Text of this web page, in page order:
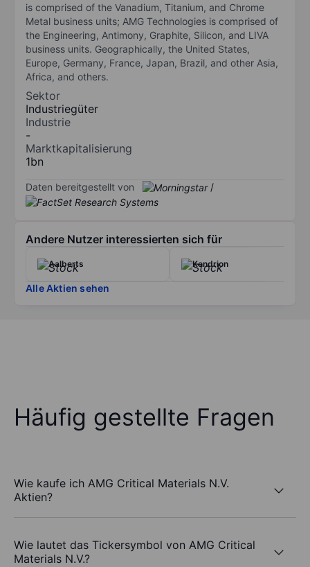
is comprised of the Vanadium, Titanium, and Chrome
Metal business units; AMG Technologies is comprised of
the Engineering, Antimony, Graphite, Silicon, and LIVA
business units. Geographically, the United States,
Europe, Germany, France, Japan, Brazil, and other Asia,
Africa, and others.
Sektor
Industriegüter
Industrie
-
Marktkapitalisierung
1bn
Daten bereitgestellt von /
Andere Nutzer interessierten sich für
Aalberts Kendrion
Alle Aktien sehen
Häufig gestellte Fragen
Wie kaufe ich AMG Critical Materials N.V.
Aktien?
Wie lautet das Tickersymbol von AMG Critical
Materials N.V.?